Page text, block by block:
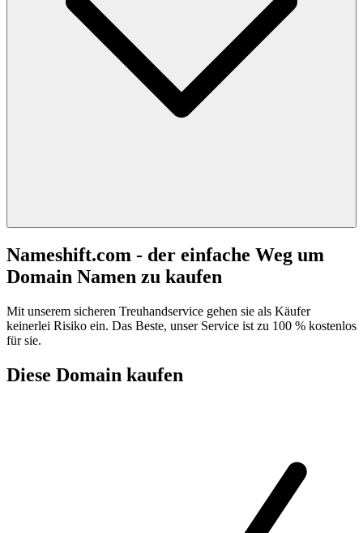
Nameshift.com - der einfache Weg um
Domain Namen zu kaufen
Mit unserem sicheren Treuhandservice gehen sie als Käufer
keinerlei Risiko ein. Das Beste, unser Service ist zu 100 % kostenlos
für sie.
Diese Domain kaufen